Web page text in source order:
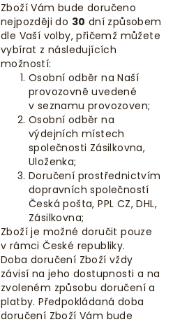
Zboží Vám bude doručeno
nejpozději do 30 dní způsobem
dle Vaší volby, přičemž můžete
vybírat z následujících
možností:
Osobní odběr na Naší
provozovněuvedené
v seznamu provozoven;
Osobní odběr na
výdejních místech
společnosti Zásilkovna,
Uloženka;
Doručení prostřednictvím
dopravních společností
Česká pošta, PPL CZ, DHL,
Zásilkovna;
Zboží je možné doručit pouze
v rámci České republiky.
Doba doručení Zboží vždy
závisí na jeho dostupnosti a na
zvoleném způsobu doručení a
platby. Předpokládaná doba
doručení Zboží Vám bude